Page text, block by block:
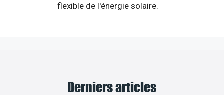
flexible de l'énergie solaire.
Derniers articles